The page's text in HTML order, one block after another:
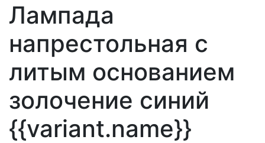
Лампада
напрестольная с
литым основанием
золочение синий
{{variant.name}}